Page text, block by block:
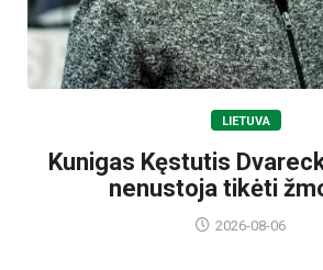
LIETUVA
Kunigas Kęstutis
nenustoja tikėti
2026-08-06